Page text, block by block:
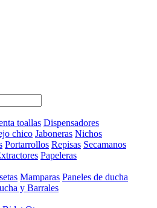
toallas Dispensadores
chico Jaboneras Nichos
Portarrollos Repisas Secamanos
Papeleras
Mamparas Paneles de ducha
y Barrales